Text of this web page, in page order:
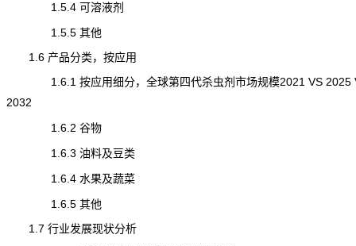
1.5.4 可溶液剂
1.5.5 其他
1.6 产品分类，按应用
1.6.1 按应用细分，全球第四代杀虫剂市场规模2021 VS 2025
2032
1.6.2 谷物
1.6.3 油料及豆类
1.6.4 水果及蔬菜
1.6.5 其他
1.7 行业发展现状分析